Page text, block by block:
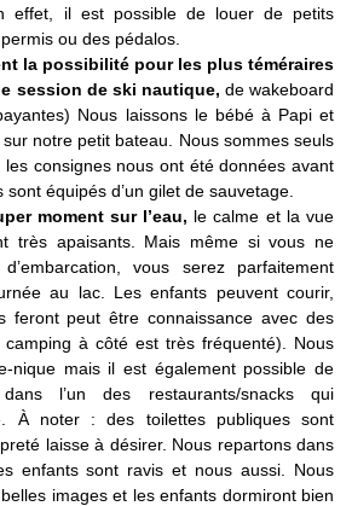
effet, il est possible de louer de petits
ou des pédalos.
la possibilité pour les plus téméraires
session de ski nautique, de wakeboard
Nous laissons le bébé à Papi et
notre petit bateau. Nous sommes seuls
consignes nous ont été données avant
équipés d’un gilet de sauvetage.
moment sur l’eau, le calme et la vue
très apaisants. Mais même si vous ne
vous serez parfaitement
au lac. Les enfants peuvent courir,
feront peut être connaissance avec des
camping à côté est très fréquenté). Nous
nique mais il est également possible de
l’un des restaurants/snacks qui
À noter : des toilettes publiques sont
laisse à désirer. Nous repartons dans
enfants sont ravis et nous aussi. Nous
images et les enfants dormiront bien